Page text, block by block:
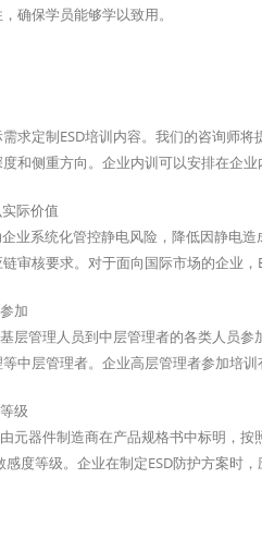
确保学员能够学以致用。
求定制ESD培训内容。我们的咨询师
和侧重方向。企业内训可以安排在企
际价值
业系统化管控静电风险，降低因静电
审核要求。对于面向国际市场的企业
加
层管理人员到中层管理者的各类人员
中层管理者。企业高层管理者参加培
级
元器件制造商在产品规格书中标明，
度等级。企业在制定ESD防护方案时